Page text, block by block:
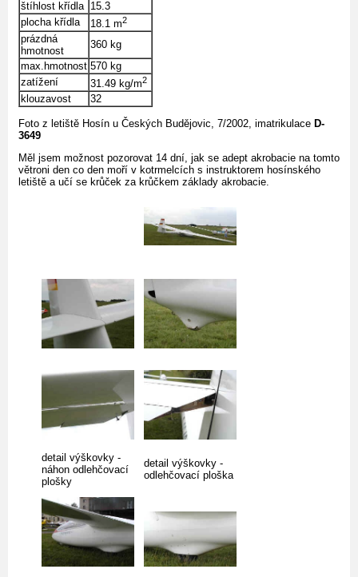
štíhlost křídla 15.3
plocha křídla
18.1 m2
prázdná
hmotnost
360 kg
max.hmotnost 570 kg
zatížení
31.49 kg/m2
klouzavost 32
Foto z letiště Hosín u Českých Budějovic, 7/2002, imatrikulace D-
3649
Měl jsem možnost pozorovat 14 dní, jak se adept akrobacie na tomto
větroni den co den moří v kotrmelcích s instruktorem hosínského
letiště a učí se krůček za krůčkem základy akrobacie.
detail výškovky -
náhon odlehčovací
plošky
detail výškovky -
odlehčovací ploška